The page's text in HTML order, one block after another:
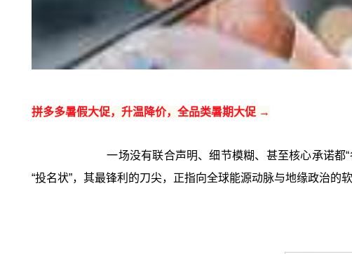
拼多多暑假大促，升温降价，全品类暑期大促 →
一场没有联合声明、细节模糊、甚至核心承诺都
“投名状”，其最锋利的刀尖，正指向全球能源动脉与地缘政治